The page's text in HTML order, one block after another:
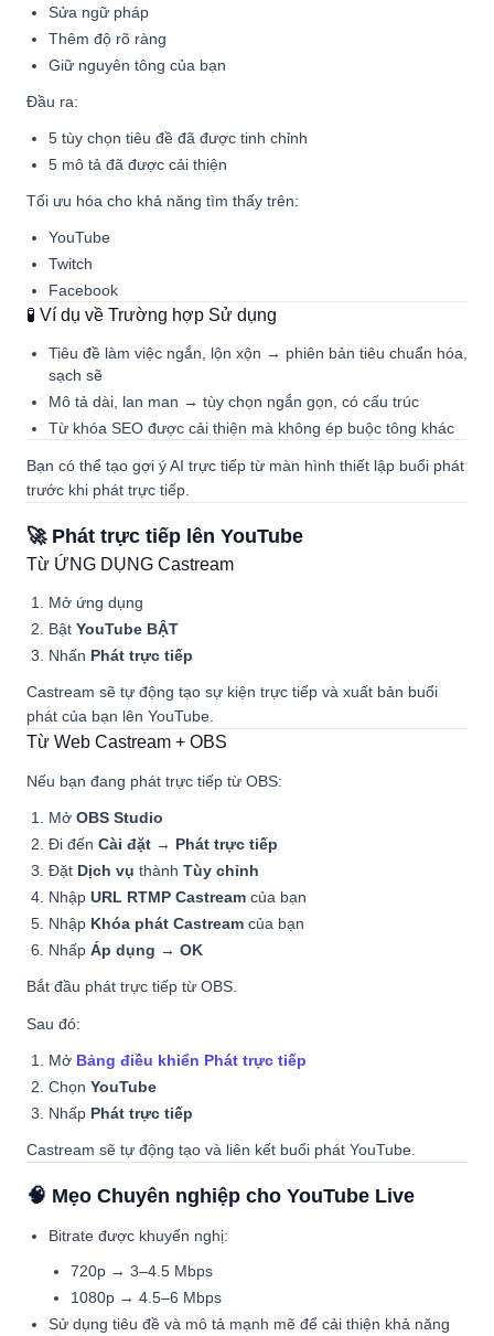
Sửa ngữ pháp
Thêm độ rõ ràng
Giữ nguyên tông của bạn
Đầu ra:
5 tùy chọn tiêu đề đã được tinh chỉnh
5 mô tả đã được cải thiện
Tối ưu hóa cho khả năng tìm thấy trên:
YouTube
Twitch
Facebook
🧪 Ví dụ về Trường hợp Sử dụng
Tiêu đề làm việc ngắn, lộn xộn → phiên bản tiêu chuẩn hóa,
sạch sẽ
Mô tả dài, lan man → tùy chọn ngắn gọn, có cấu trúc
Từ khóa SEO được cải thiện mà không ép buộc tông khác
Bạn có thể tạo gợi ý AI trực tiếp từ màn hình thiết lập buổi phát
trước khi phát trực tiếp.
🚀 Phát trực tiếp lên YouTube
Từ ỨNG DỤNG Castream
Mở ứng dụng
Bật YouTube BẬT
Nhấn Phát trực tiếp
Castream sẽ tự động tạo sự kiện trực tiếp và xuất bản buổi
phát của bạn lên YouTube.
Từ Web Castream + OBS
Nếu bạn đang phát trực tiếp từ OBS:
Mở OBS Studio
Đi đến Cài đặt → Phát trực tiếp
Đặt Dịch vụ thành Tùy chỉnh
Nhập URL RTMP Castream của bạn
Nhập Khóa phát Castream của bạn
Nhấp Áp dụng → OK
Bắt đầu phát trực tiếp từ OBS.
Sau đó:
Mở Bảng điều khiển Phát trực tiếp
Chọn YouTube
Nhấp Phát trực tiếp
Castream sẽ tự động tạo và liên kết buổi phát YouTube.
🧠 Mẹo Chuyên nghiệp cho YouTube Live
Bitrate được khuyến nghị:
720p → 3–4.5 Mbps
1080p → 4.5–6 Mbps
Sử dụng tiêu đề và mô tả mạnh mẽ để cải thiện khả năng